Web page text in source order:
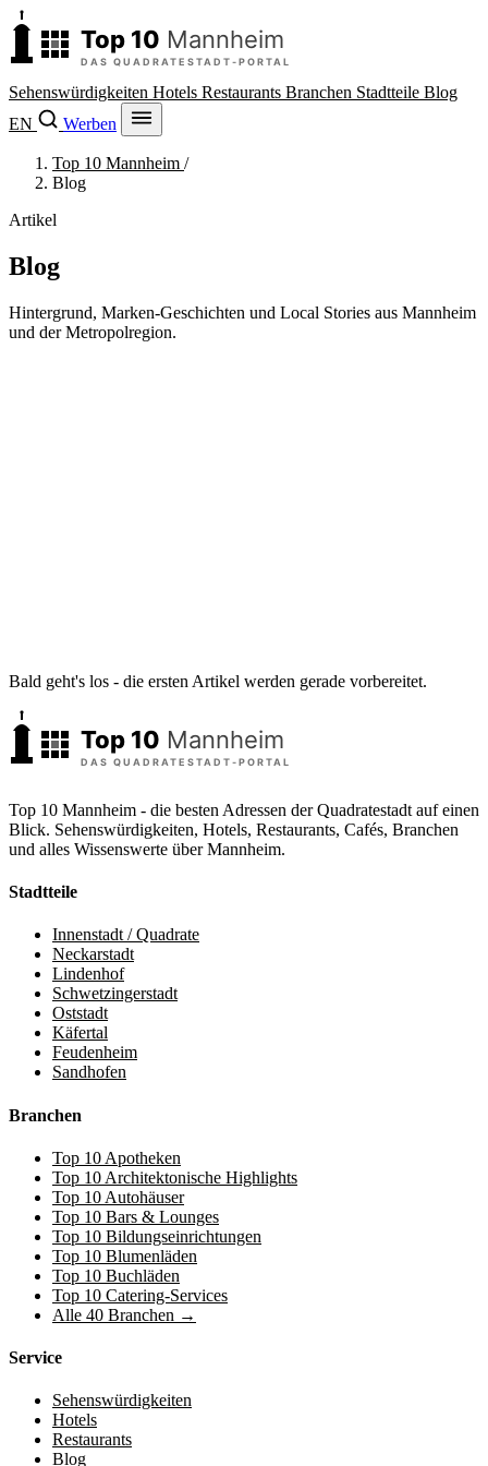
Sehenswürdigkeiten Hotels Restaurants Branchen Stadtteile Blog
EN
Werben
Top 10 Mannheim /
Blog
Artikel
Blog
Hintergrund, Marken-Geschichten und Local Stories aus Mannheim
und der Metropolregion.
Bald geht's los - die ersten Artikel werden gerade vorbereitet.
Top 10 Mannheim - die besten Adressen der Quadratestadt auf einen
Blick. Sehenswürdigkeiten, Hotels, Restaurants, Cafés, Branchen
und alles Wissenswerte über Mannheim.
Stadtteile
Innenstadt / Quadrate
Neckarstadt
Lindenhof
Schwetzingerstadt
Oststadt
Käfertal
Feudenheim
Sandhofen
Branchen
Top 10 Apotheken
Top 10 Architektonische Highlights
Top 10 Autohäuser
Top 10 Bars & Lounges
Top 10 Bildungseinrichtungen
Top 10 Blumenläden
Top 10 Buchläden
Top 10 Catering-Services
Alle 40 Branchen →
Service
Sehenswürdigkeiten
Hotels
Restaurants
Blog